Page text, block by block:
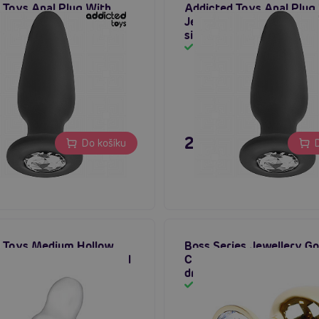
Anal Plug With
Size L (12,6 cm),
anální šperk
Do košíku
Addicted Toys Anal
Jewel Silicone Size M
silikonový anální šperk
259 Kč
Medium Hollow
Plug čirý anální tunel
Boss Series Jewellery
CLEAR - zlatý anální kolík
drahokamem 7 x 2,7 cm